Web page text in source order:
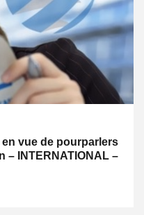
en vue de pourparlers
– INTERNATIONAL –